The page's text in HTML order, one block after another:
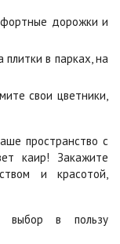
Янтарь
дорожки и
плитки в парках, на
свои цветники,
пространство с
каир! Закажите
и красотой,
выбор в пользу